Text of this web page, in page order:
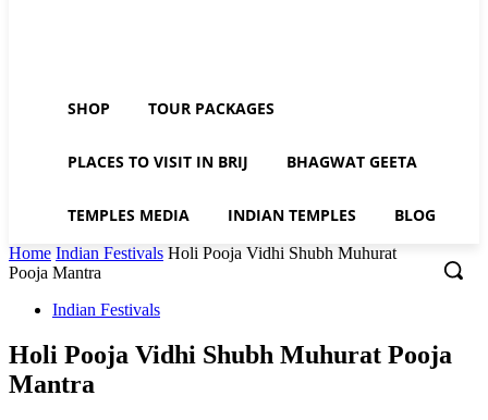
SHOP TOUR PACKAGES
PLACES TO VISIT IN BRIJ BHAGWAT GEETA
TEMPLES MEDIA INDIAN TEMPLES BLOG
Home Indian Festivals Holi Pooja Vidhi Shubh Muhurat
Pooja Mantra
Indian Festivals
Holi Pooja Vidhi Shubh Muhurat Pooja
Mantra